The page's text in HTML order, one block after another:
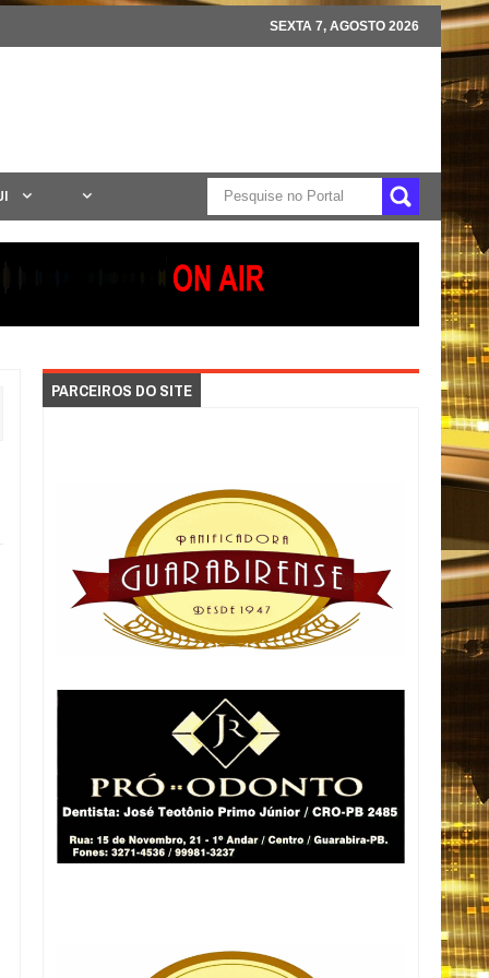
SEXTA 7, AGOSTO 2026
PARCEIROS DO SITE